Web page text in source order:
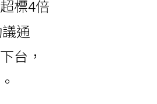
標4倍
通
台，